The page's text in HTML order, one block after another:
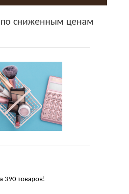
по сниженным ценам
390 товаров!